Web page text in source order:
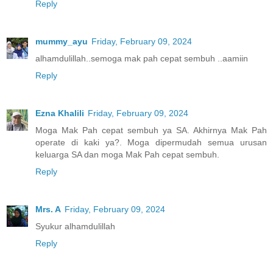
Reply
mummy_ayu Friday, February 09, 2024
alhamdulillah..semoga mak pah cepat sembuh ..aamiin
Reply
Ezna Khalili Friday, February 09, 2024
Moga Mak Pah cepat sembuh ya SA. Akhirnya Mak Pah
operate di kaki ya?. Moga dipermudah semua urusan
keluarga SA dan moga Mak Pah cepat sembuh.
Reply
Mrs. A Friday, February 09, 2024
Syukur alhamdulillah
Reply